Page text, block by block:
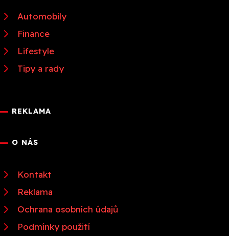
Automobily
Finance
Lifestyle
Tipy a rady
REKLAMA
O NÁS
Kontakt
Reklama
Ochrana osobních údajů
Podmínky použití